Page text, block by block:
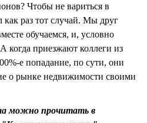
Чтобы не вариться в
как раз тот случай. Мы друг
обучаемся, и, условно
когда приезжают коллеги из
е попадание, по сути, они
о рынке недвижимости своими
можно прочитать в